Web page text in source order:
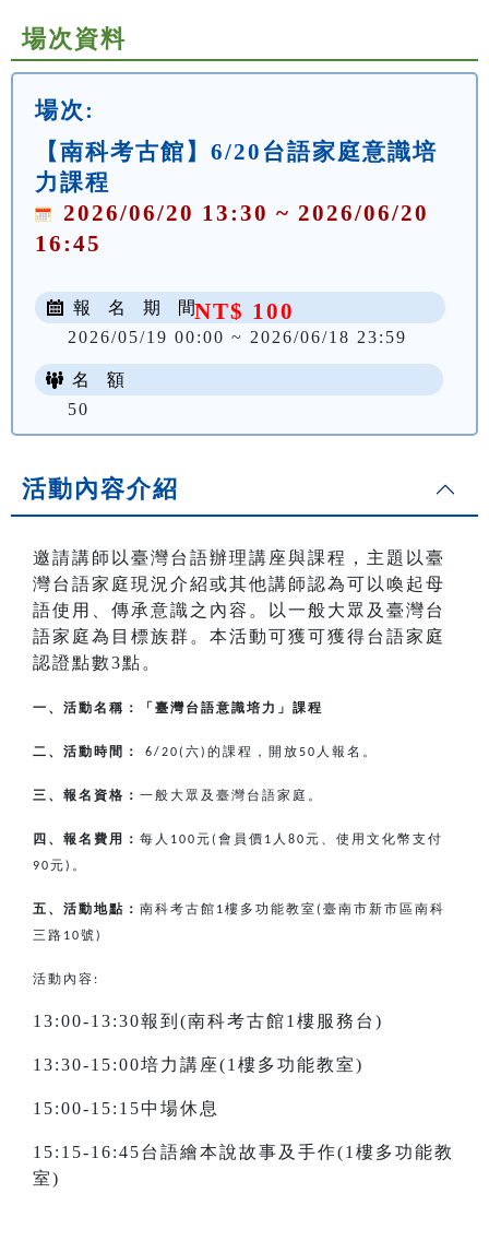
場次資料
場次:
【南科考古館】6/20台語家庭意識培
力課程
2026/06/20 13:30 ~ 2026/06/20
16:45
NT$ 100
報 名 期 間
2026/05/19 00:00 ~ 2026/06/18 23:59
名 額
50
活動內容介紹
邀請講師以臺灣台語辦理講座與課程，主題以臺
灣台語家庭現況介紹或其他講師認為可以喚起母
語使用、傳承意識之內容。以一般大眾及臺灣台
語家庭為目標族群。本活動可獲可獲得台語家庭
認證點數3點。
一、活動名稱：「臺灣台語意識培力」課程
二、活動時間： 6/20( 六 ) 的課程，開放50 人報名。
三、報名資格： 一般大眾及臺灣台語家庭。
四、報名費用： 每人 100元( 會員價 1 人 80元、使用文化幣支付
90元 ) 。
五、活動地點： 南科考古館 1樓多功能教室( 臺南市新市區南科
三路 10號 )
活動內容:
13:00-13:30報到(南科考古館1樓服務台)
13:30-15:00培力講座(1樓多功能教室)
15:00-15:15中場休息
15:15-16:45台語繪本說故事及手作(1樓多功能教
室)